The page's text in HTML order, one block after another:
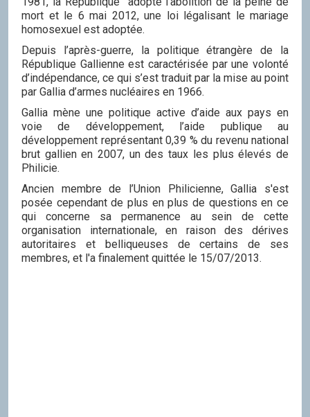
mort et le 6 mai 2012, une loi légalisant le mariage
homosexuel est adoptée.
Depuis l’après-guerre, la politique étrangère de la
République Gallienne est caractérisée par une volonté
d’indépendance, ce qui s’est traduit par la mise au point
par Gallia d’armes nucléaires en 1966.
Gallia mène une politique active d’aide aux pays en
voie de développement, l’aide publique au
développement représentant 0,39 % du revenu national
brut gallien en 2007, un des taux les plus élevés de
Philicie.
Ancien membre de l’Union Philicienne, Gallia s'est
posée cependant de plus en plus de questions en ce
qui concerne sa permanence au sein de cette
organisation internationale, en raison des dérives
autoritaires et belliqueuses de certains de ses
membres, et l'a finalement quittée le 15/07/2013.